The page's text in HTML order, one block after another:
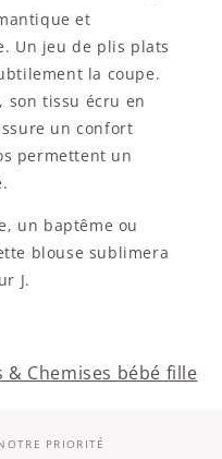
et
Un jeu de plis plats
la coupe.
son tissu écru en
un confort
permettent un
un baptême ou
blouse sublimera
J.
Chemises bébé fille
PRIORITÉ